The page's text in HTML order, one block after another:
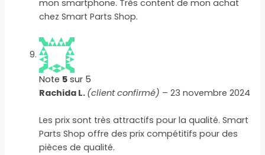
mon smartphone. Très content de mon achat
chez Smart Parts Shop.
Note 5 sur 5
Rachida L. (client confirmé) – 23 novembre 2024
Les prix sont très attractifs pour la qualité. Smart
Parts Shop offre des prix compétitifs pour des
pièces de qualité.